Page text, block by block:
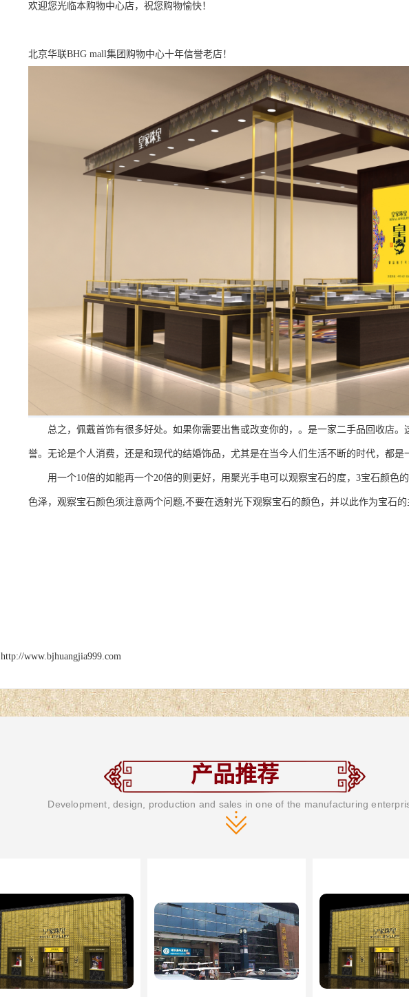
欢迎您光临本购物中心店，祝您购物愉快！
北京华联BHG mall集团购物中心十年信誉老店！
总之，佩戴首饰有很多好处。如果你需要出售或改变你的，。是一家二手品回收店。
誉。无论是个人消费，还是和现代的结婚饰品，尤其是在当今人们生活不断的时代，都是
用一个10倍的如能再一个20倍的则更好，用聚光手电可以观察宝石的度，3宝石颜色
色泽，观察宝石颜色须注意两个问题,不要在透射光下观察宝石的颜色，并以此作为宝石的
http://www.bjhuangjia999.com
产品推荐
Development, design, production and sales in one of the manufacturing